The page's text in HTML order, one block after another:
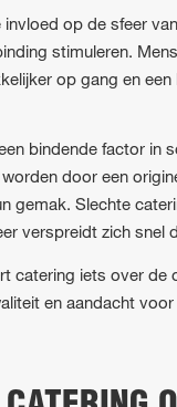
op de sfeer
stimuleren.
op gang en
bindende factor in
door een
gemak. Slechte
verspreidt zich snel
catering iets over de
en aandacht